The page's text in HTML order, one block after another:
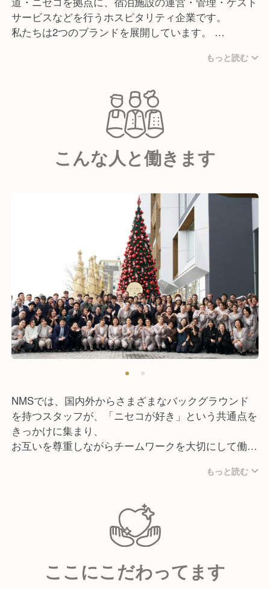
サービスなどを行うホスピタリティ企業です。
私たちは2つのブランドを展開しています。
雪ニセコ：日本の美意識と現代的な快適さを融合させ
ム、5つのレストラン、温泉、スパ、フィットネスな
2023年には World's Best New Ski Hotel を受賞し、
One Michelin Key Hotel にも選ばれ、国内外から注目
を集めています。
バケーションホームやアパートメントタイプ、ペット
可など、国内外の多様なお客様のニーズに合わせた幅
広い宿泊スタイルを提供しています。
カジュアルながらも上質なホスピタリティを大切に
し、ゲストとの距離が近く、ニセコらしい温かく快適
な滞在を提供しています。
現在、両ブランド合わせて300室以上を運営してお
り、NMSはニセコ最大級の宿泊運営会社のひとつで
す。
もっと読む
こんな人と働きます
NMSでは、国内外からさまざまなバックグラウンド
を持つスタッフが、「ニセコが好き」という共通点を
きっかけに集まり、
お互いを尊重しながらチームワークを大切にして働い
日本の「きちんとした部分」と、海外の「フレンドリ
ーでオープンな文化」が心地よく混ざり合った、明る
くて楽しい、風通しの良い環境です。
語学力だけでなく、さまざまな文化や価値観に触れら
もっと読む
ここにこだわってます